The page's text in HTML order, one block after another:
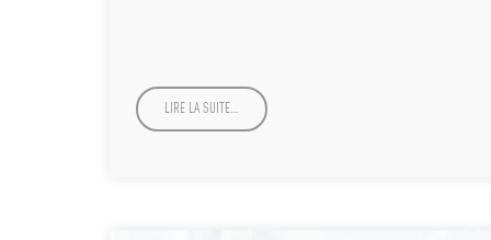
LIRE LA SUITE…